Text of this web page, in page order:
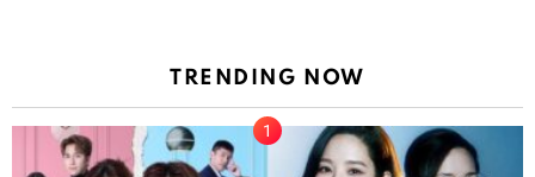
TRENDING NOW